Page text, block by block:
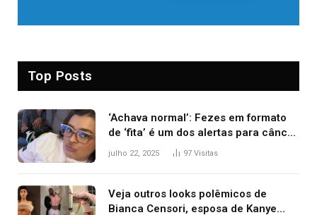
Top Posts
‘Achava normal’: Fezes em formato
de ‘fita’ é um dos alertas para câncer
colorretal; relembre fala de Preta Gil
julho 22, 2025 97 Visitas
Veja outros looks polêmicos de
Bianca Censori, esposa de Kanye